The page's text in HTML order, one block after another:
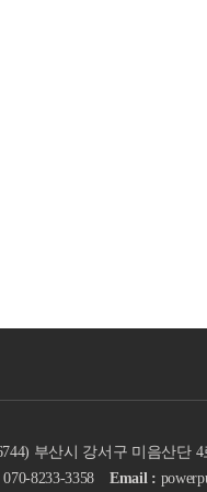
부산시 강서구 미음산단 4
070-8233-3358 Email :